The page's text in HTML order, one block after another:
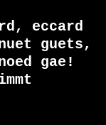
guets,
gae!